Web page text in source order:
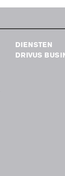
DIENSTEN
DRIVUS